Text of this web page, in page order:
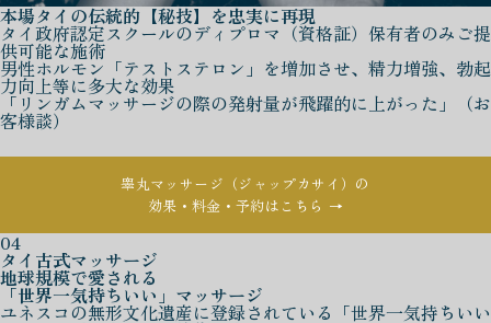
本場タイの伝統的【秘技】を忠実に再現
タイ政府認定スクールのディプロマ（資格証）保有者のみご提
供可能な施術
男性ホルモン「テストステロン」を増加させ、精力増強、勃起
力向上等に多大な効果
「リンガムマッサージの際の発射量が飛躍的に上がった」（お
客様談）
睾丸マッサージ（ジャップカサイ）の
効果・料金・予約はこちら →
04
タイ古式マッサージ
地球規模で愛される
「世界一気持ちいい」マッサージ
ユネスコの無形文化遺産に登録されている「世界一気持ちいい